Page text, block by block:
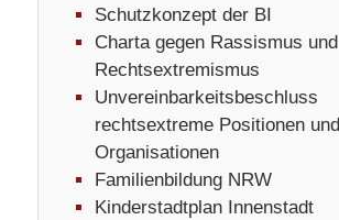
Schutzkonzept der BI
Charta gegen Rassismus und
Rechtsextremismus
Unvereinbarkeitsbeschluss
rechtsextreme Positionen und
Organisationen
Familienbildung NRW
Kinderstadtplan Innenstadt